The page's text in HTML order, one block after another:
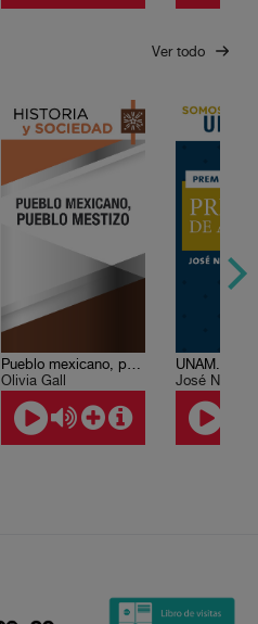
Ver todo
Pueblo mexicano, pueblo mestizo
Olivia Gall
José Narro